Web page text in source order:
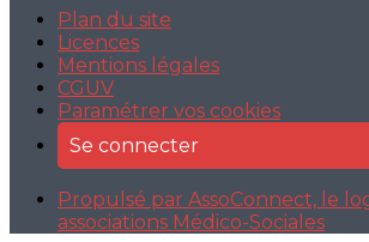
Plan du site
Licences
Mentions légales
CGUV
Paramétrer vos cookies
Se connecter
Propulsé par AssoConnect, le
associations Médico-Sociales